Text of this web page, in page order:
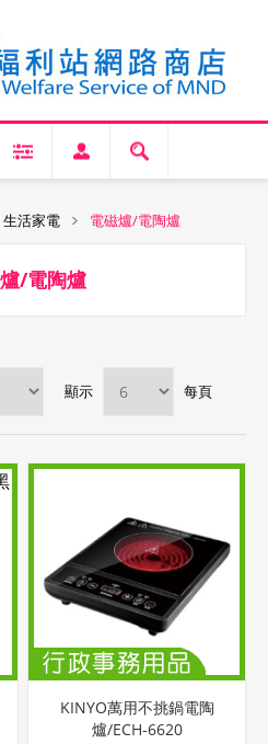
生活家電 電磁爐/電陶爐
/電陶爐
顯示 每頁
KINYO萬用不挑鍋電陶
爐/ECH-6620